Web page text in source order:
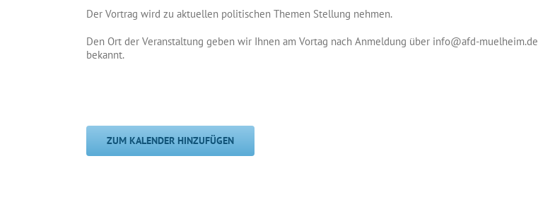
Der Vortrag wird zu aktuellen politischen Themen Stellung nehmen.
Den Ort der Veranstaltung geben wir Ihnen am Vortag nach Anmeldung über info@afd-muelheim.de
bekannt.
ZUM KALENDER HINZUFÜGEN